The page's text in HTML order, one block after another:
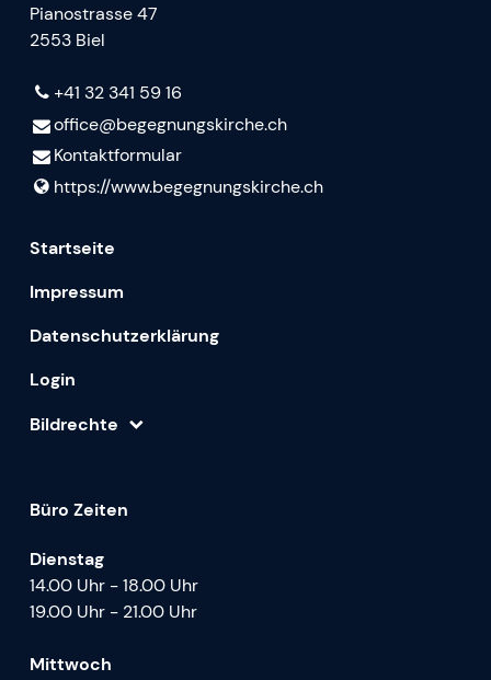
Pianostrasse 47
2553 Biel
+41 32 341 59 16
office@​begegnungskirche.​ch
Kontaktformular
https://www.​begegnungskirche.​ch
Startseite
Impressum
Datenschutzerklärung
Login
Bildrechte
Büro Zeiten
Dienstag
14.00 Uhr - 18.00 Uhr
19.00 Uhr - 21.00 Uhr
Mittwoch